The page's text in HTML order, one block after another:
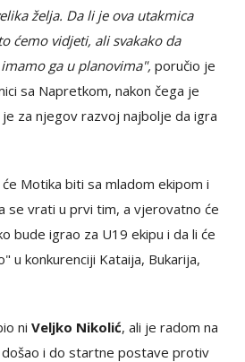
želja. Da li je ova utakmica
ćemo vidjeti, ali svakako da
ga u planovima", poručio je
sa Napretkom, nakon čega je
za njegov razvoj najbolje da igra
Motika biti sa mladom ekipom i
se vrati u prvi tim, a vjerovatno će
bude igrao za U19 ekipu i da li će
u konkurenciji Kataija, Bukarija,
ni Veljko Nikolić, ali je radom na
i do startne postave protiv